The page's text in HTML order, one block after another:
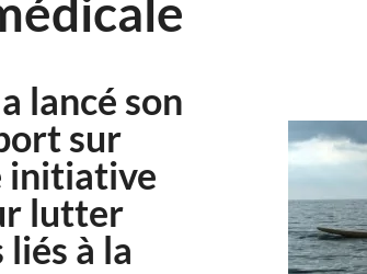
lancé son
sur
initiative
lutter
à la